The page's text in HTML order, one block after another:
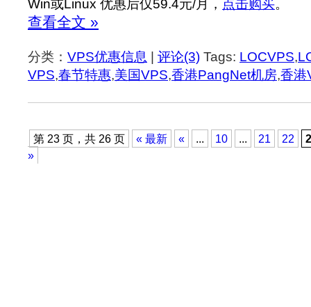
Win或Linux 优惠后仅59.4元/月， 点击购买。
查看全文 »
分类： VPS优惠信息 | 评论(3) Tags: LOCVPS,
VPS,春节特惠,美国VPS,香港PangNet机房,香港
第 23 页，共 26 页 « 最新 « 10 21 22
»